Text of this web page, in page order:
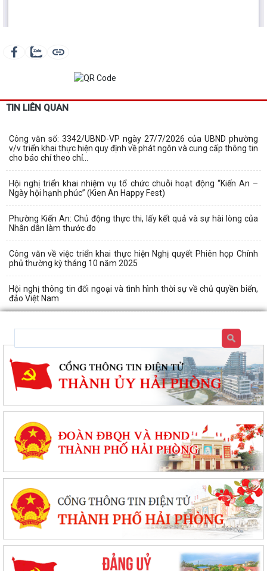
TIN LIÊN QUAN
Công văn số: 3342/UBND-VP ngày 27/7/2026 của UBND phường
v/v triển khai thực hiện quy định về phát ngôn và cung cấp thông tin
cho báo chí theo chỉ...
Hội nghị triển khai nhiệm vụ tổ chức chuỗi hoạt động “Kiến An –
Ngày hội hạnh phúc” (Kien An Happy Fest)
Phường Kiến An: Chủ động thực thi, lấy kết quả và sự hài lòng của
Nhân dân làm thước đo
Công văn về việc triển khai thực hiện Nghị quyết Phiên họp Chính
phủ thường kỳ tháng 10 năm 2025
Hội nghị thông tin đối ngoại và tình hình thời sự về chủ quyền biển,
đảo Việt Nam